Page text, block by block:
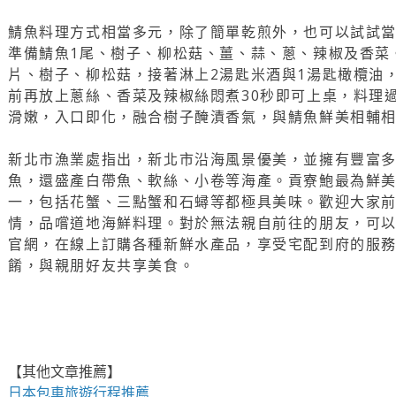
鯖魚料理方式相當多元，除了簡單乾煎外，也可以試試
準備鯖魚1尾、樹子、柳松菇、薑、蒜、蔥、辣椒及香
片、樹子、柳松菇，接著淋上2湯匙米酒與1湯匙橄欖油
前再放上蔥絲、香菜及辣椒絲悶煮30秒即可上桌，料理
滑嫩，入口即化，融合樹子醃漬香氣，與鯖魚鮮美相輔
新北市漁業處指出，新北市沿海風景優美，並擁有豐富
魚，還盛產白帶魚、軟絲、小卷等海產。貢寮鮑最為鮮
一，包括花蟹、三點蟹和石蟳等都極具美味。歡迎大家
情，品嚐道地海鮮料理。對於無法親自前往的朋友，可
官網，在線上訂購各種新鮮水產品，享受宅配到府的服
餚，與親朋好友共享美食。
【其他文章推薦】
日本包車旅遊行程推薦